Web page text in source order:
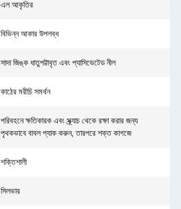
এল আকৃতির
বিভিন্ন আকার উপলব্ধ
সাদা জিঙ্ক ধাতুপট্টাবৃত এবং প্যাসিভেটেড নীল
কাঠের মরীচি সমর্থন
পরিবহনে ক্ষতিকারক এবং স্ক্র্যাচ থেকে রক্ষা করার জন্য
পৃথকভাবে বাবল প্যাক করুন, তারপরে শক্ত কাগজে
শক্তিশালী
সিলভার